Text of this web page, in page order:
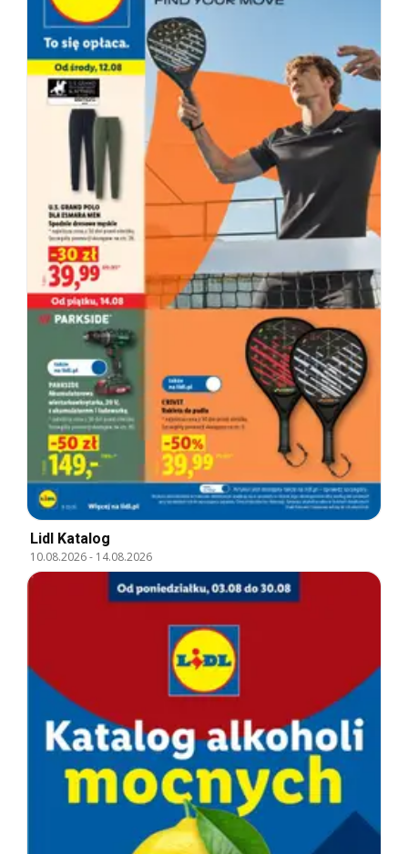
Lidl Katalog
10.08.2026- 14.08.2026